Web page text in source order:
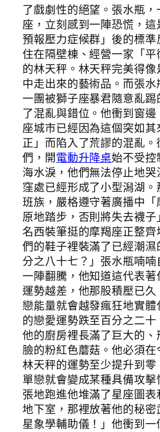
了戲劇性的絕望。張水瓶
座，立刻感到一陣恐慌，
預報壓力症候群」後的標
住在隔壁棟、經營一家「
的林天秤。林天秤完美得
中走出來的藝術品。而張
一團被獅子座暴君隨意亂
了混亂與錯位。他衝到窗
座城市已經因為這個突如
正」而陷入了荒謬的混亂
們，開電動升降桌始不受控
海水淚，他們無法停止地
窪處已經形成了小型潟湖
班族，嚴格遵守著廣播中
原地踏步，否則將失去襪
名西裝筆挺的摩羯座正整
們的鞋子裡裝滿了已經潮
分之八十七？」張水瓶喃
一陣翻騰，他知道這代表
運勢越差，他那股積壓已
戀能量就會越發瘋狂地實
的戀愛運勢跌至百分之二
他的廚房裡長滿了巨大的、
臉的粉紅色蘑菇。他必須
林天秤的運勢至少提升到
單戀就會變成某種具備攻
張地跑進他堆滿了星座圖
地下室，那裡放著他的秘
星象學輔助儀！」他衝到